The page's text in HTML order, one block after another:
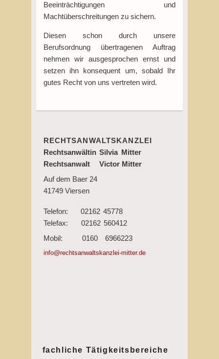
Beeinträchtigungen und
Machtüberschreitungen zu sichern.
Diesen schon durch unsere
Berufsordnung übertragenen Auftrag
nehmen wir ausgesprochen ernst und
setzen ihn konsequent um, sobald Ihr
gutes Recht von uns vertreten wird.
RECHTSANWALTSKANZLEI
Rechtsanwältin Silvia Mitter
Rechtsanwalt
Victor Mitter
Auf dem Baer 24
41749 Viersen
Telefon: 02162 45778
Telefax:
02162 560412
Mobil:
0160 6966223
info@rechtsanwaltskanzlei-mitter.de
fachliche Tätigkeitsbereiche